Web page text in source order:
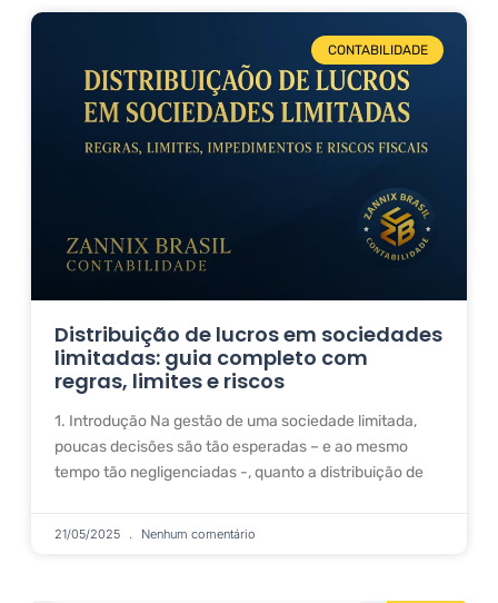
CONTABILIDADE
Distribuição de lucros em sociedades
limitadas: guia completo com
regras, limites e riscos
1. Introdução Na gestão de uma sociedade limitada,
poucas decisões são tão esperadas – e ao mesmo
tempo tão negligenciadas -, quanto a distribuição de
21/05/2025 Nenhum comentário